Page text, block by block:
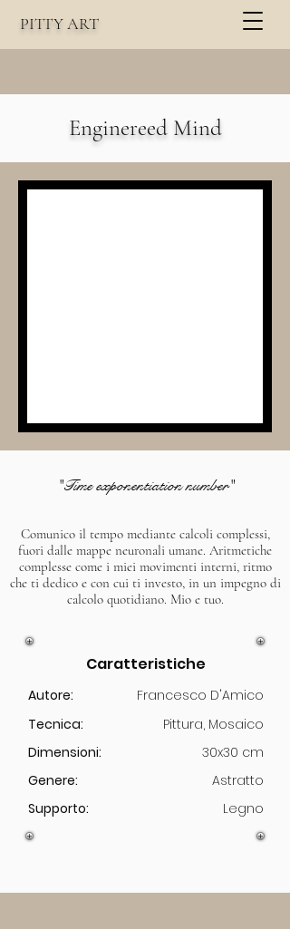
PITTYART
Enginereed Mind
"Time exponentiation number"
Comunico il tempo mediante calcoli complessi,
fuori dalle mappe neuronali umane. Aritmetiche
complesse come i miei movimenti interni, ritmo
che ti dedico e con cui ti investo, in un impegno di
calcolo quotidiano. Mio e tuo.
Caratteristiche
Autore:
Francesco D'Amico
Tecnica:
Pittura, Mosaico
Dimensioni:
30x30 cm
Genere:
Astratto
Supporto:
Legno